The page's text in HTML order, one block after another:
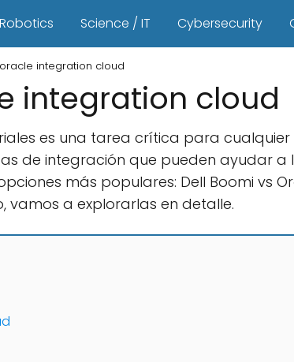
Science / IT Cybersecurity
integration cloud
integration cloud
es una tarea crítica para
de integración que pueden ayudar
más populares: Dell Boomi vs
vamos a explorarlas en detalle.